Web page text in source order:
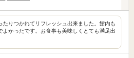
たりつかれてリフレッシュ出来ました。館内も
よかったです。お食事も美味しくとても満足出